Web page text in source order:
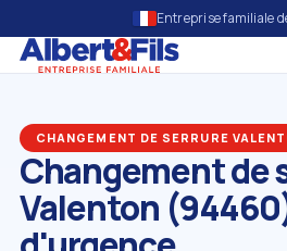
Entreprise familiale
CHANGEMENT DE SERRURE
Changement de
Valenton